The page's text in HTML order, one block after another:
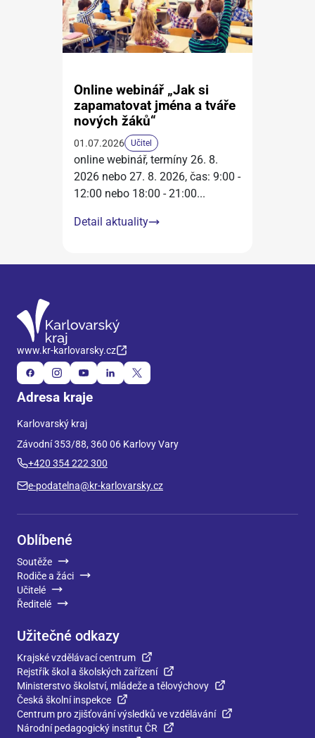
Online webinář „Jak si
zapamatovat jména a tváře
nových žáků“
01.07.2026 Učitel
online webinář, termíny 26. 8.
2026 nebo 27. 8. 2026, čas: 9:00 -
12:00 nebo 18:00 - 21:00...
Detail aktuality
www.kr-karlovarsky.cz
Adresa kraje
Karlovarský kraj
Závodní 353/88, 360 06 Karlovy Vary
+420 354 222 300
e-podatelna@kr-karlovarsky.cz
Oblíbené
Soutěže
Rodiče a žáci
Učitelé
Ředitelé
Užitečné odkazy
Krajské vzdělávací centrum
Rejstřík škol a školských zařízení
Ministerstvo školství, mládeže a tělovýchovy
Česká školní inspekce
Centrum pro zjišťování výsledků ve vzdělávání
Národní pedagogický institut ČR